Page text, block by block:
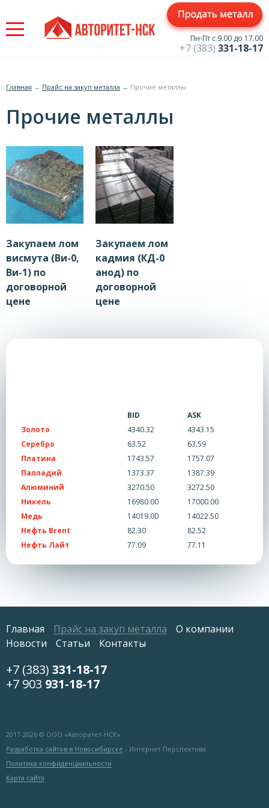
to
navigation
Пн-Пт с 9.00 до 17.00
+7 (383) 331-18-17
Вы
здесь
Главная → Прайс на закуп металла → Прочие металлы
Прочие металлы
Закупаем лом
висмута (Ви-0,
Ви-1) по
договорной
цене
Закупаем лом
кадмия (КД-0
анод) по
договорной
цене
BID
ASK
Золото
4340.32
4343.15
Серебро
63.52
63.59
Платина
1743.57
1757.07
Палладий
1373.37
1387.39
Алюминий
3270.50
3272.50
Никель
16980.00
17000.00
Медь
14019.00
14022.50
Нефть Brent
82.30
82.52
Нефть Лайт
77.09 77.11
Главная Прайс на закуп металла
О компании
Новости
Статьи Контакты
+7 (383) 331-18-17
+7 903 931-18-17
2017-2026 © ООО «Авторитет-НСК»
Разработка сайтов в Новосибирске - Интернет Перспектива
Политика конфиденциальности
Карта сайта